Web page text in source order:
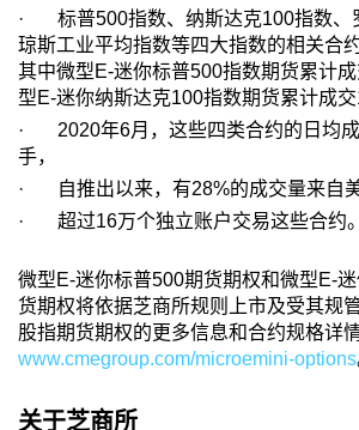
· 标普500指数、纳斯达克100指数、
琼斯工业平均指数等四大指数的相关合
其中微型E-迷你标普500指数期货累计
型E-迷你纳斯达克100指数期货累计成交
· 2020年6月，这些四类合约的日均
手，
· 自推出以来，有28%的成交量来自美
· 超过16万个独立账户交易这些合约。
微型E-迷你标普500期货期权和微型E-
货期权将依据芝商所规则上市及受其规
股指期货期权的更多信息和合约规格详
www.cmegroup.com/microemini-options
关于芝商所